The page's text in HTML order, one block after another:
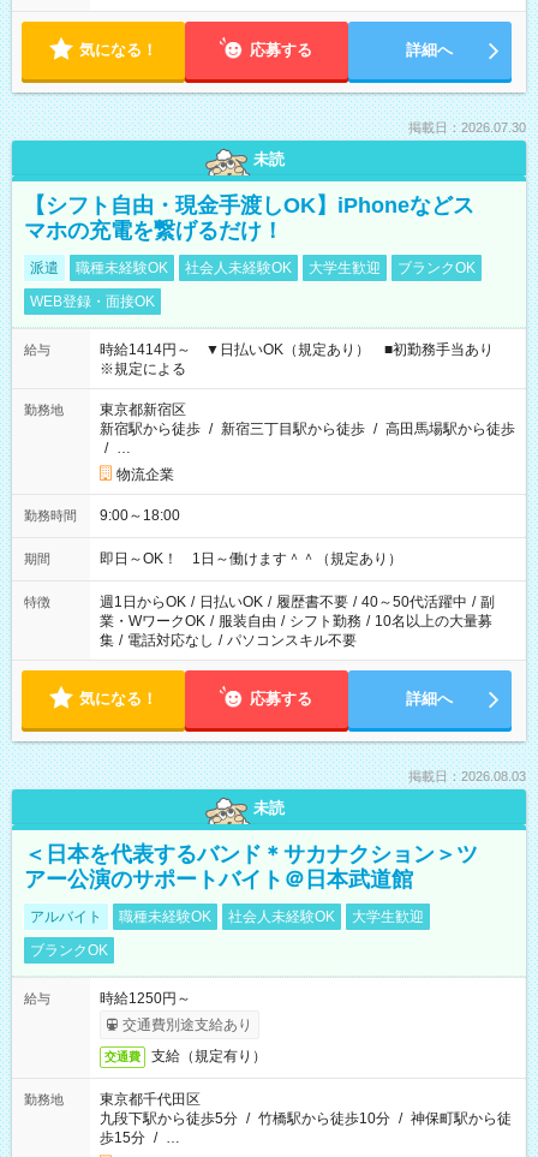
気になる！ 応募する 詳細へ
掲載日：2026.07.30
未読
【シフト自由・現金手渡しOK】iPhoneなどス
マホの充電を繋げるだけ！
派遣 職種未経験OK 社会人未経験OK 大学生歓迎
ブランクOK
WEB登録・面接OK
給与
時給1414円～ ▼日払いOK（規定あり） ■初勤務手当あり
※規定による
勤務地
東京都新宿区
新宿駅から徒歩 / 新宿三丁目駅から徒歩 / 高田馬場駅から徒歩
/ …
物流企業
勤務時間 9:00～18:00
期間 即日～OK！ 1日～働けます＾＾（規定あり）
特徴 週1日からOK / 日払いOK / 履歴書不要 / 40～50代活躍中 / 副
業・WワークOK / 服装自由 / シフト勤務 / 10名以上の大量募
集 / 電話対応なし / パソコンスキル不要
気になる！ 応募する 詳細へ
掲載日：2026.08.03
未読
＜日本を代表するバンド＊サカナクション＞ツ
アー公演のサポートバイト＠日本武道館
アルバイト 職種未経験OK 社会人未経験OK
大学生歓迎
ブランクOK
給与
時給1250円～
交通費別途支給あり
交通費 支給（規定有り）
勤務地
東京都千代田区
九段下駅から徒歩5分 / 竹橋駅から徒歩10分 / 神保町駅から徒
歩15分 / …